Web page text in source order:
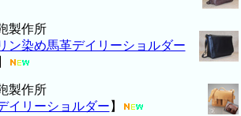
製作所
ン染め馬革デイリーショルダー
製作所
イリーショルダー 】